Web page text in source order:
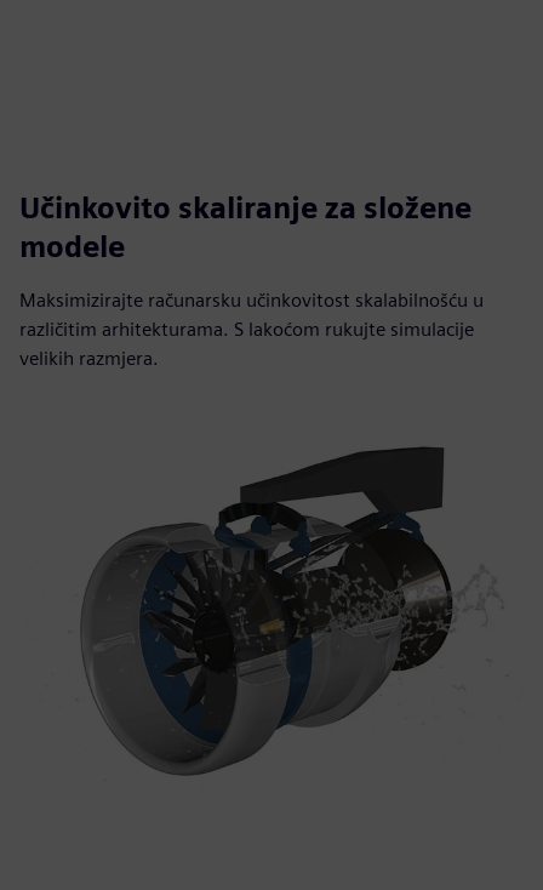
Učinkovito skaliranje za složene
modele
Maksimizirajte računarsku učinkovitost skalabilnošću u
različitim arhitekturama. S lakoćom rukujte simulacije
velikih razmjera.